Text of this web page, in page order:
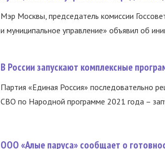
Мэр Москвы, председатель комиссии
и муниципальное управление» объявил об
В России запускают комплексные
Партия «Единая Россия» последовательно
СВО по Народной программе 2021 года –
ООО «Алые паруса» сообщает о